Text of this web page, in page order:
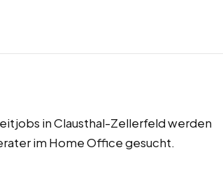
in Clausthal-Zellerfeld werden
im Home Office gesucht.